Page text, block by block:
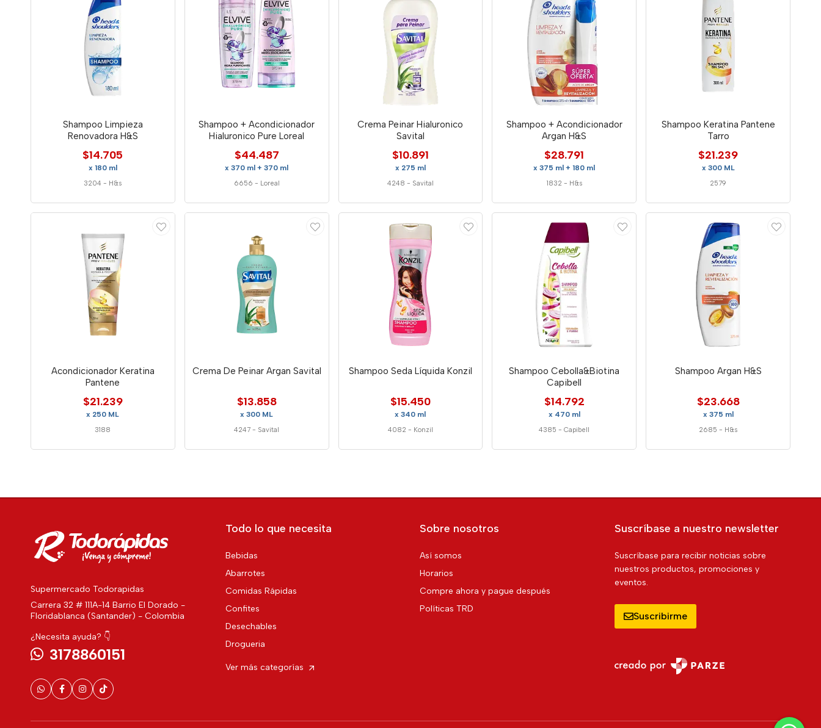
Shampoo Limpieza
Renovadora H&S
$14.705
x 180 ml
3204 - H&s
Shampoo + Acondicionador
Hialuronico Pure Loreal
$44.487
x 370 ml + 370 ml
6656 - Loreal
Crema Peinar Hialuronico
Savital
$10.891
x 275 ml
4248 - Savital
Shampoo + Acondicionador
Argan H&S
$28.791
x 375 ml + 180 ml
1832 - H&s
Shampoo Keratina Pantene
Tarro
$21.239
x 300 ML
2579
Acondicionador Keratina
Pantene
$21.239
x 250 ML
3188
Crema De Peinar Argan Savital
$13.858
x 300 ML
4247 - Savital
Shampoo Seda Líquida Konzil
$15.450
x 340 ml
4082 - Konzil
Shampoo Cebolla&Biotina
Capibell
$14.792
x 470 ml
4385 -Capibell
Shampoo Argan H&S
$23.668
x 375 ml
2685 - H&s
Supermercado Todorapidas
Carrera 32 # 111A-14 Barrio El Dorado -
Floridablanca (Santander) - Colombia
¿Necesita ayuda? 👇
3178860151
Todo lo que necesita
Bebidas
Abarrotes
Comidas Rápidas
Confites
Desechables
Drogueria
Ver más categorías
Sobre nosotros
Así somos
Horarios
Compre ahora y pague después
Políticas TRD
Suscríbase a nuestro newsletter
Suscríbase para recibir noticias sobre
nuestros productos, promociones y
eventos.
Suscribirme